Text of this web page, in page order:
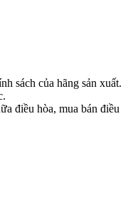
sách của hãng sản xuất.
điều hòa, mua bán điều